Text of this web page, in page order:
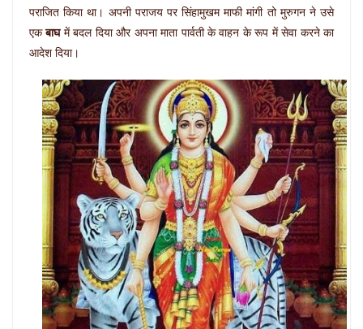
पराजित किया था। अपनी पराजय पर सिंहामुखम माफी मांगी तो मुरुगन ने उसे
एकबाघमें बदल दिया और अपना माता पार्वती के वाहन के रूप में सेवा करने का
आदेश दिया।